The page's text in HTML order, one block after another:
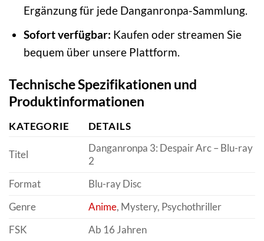
Ergänzung für jede Danganronpa-Sammlung.
Sofort verfügbar: Kaufen oder streamen Sie
bequem über unsere Plattform.
Technische Spezifikationen und
Produktinformationen
KATEGORIE DETAILS
Titel
Danganronpa 3: Despair Arc – Blu-ray
2
Format
Blu-ray Disc
Genre
Anime, Mystery, Psychothriller
FSK
Ab 16 Jahren